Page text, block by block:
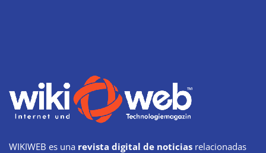
WIKIWEB es una revista digital de noticias relacionadas